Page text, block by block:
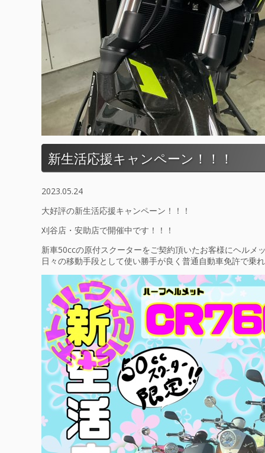
新生活応援キャンペーン！！！
2023.05.24
大好評の新生活応援キャンペーン！！！
刈谷店・安助店で開催中です！！！
新車50ccの原付スクーターをご契約頂いたお客様にヘルメ
日々の移動手段として使い勝手が良く普通自動車免許で乗